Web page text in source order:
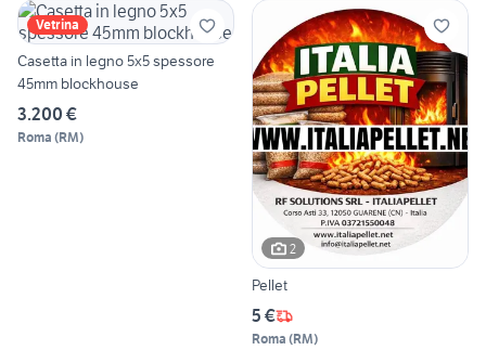
Vetrina
Casetta in legno 5x5 spessore
45mm blockhouse
3.200 €
Roma (RM)
2
Pellet
5 €
Roma (RM)